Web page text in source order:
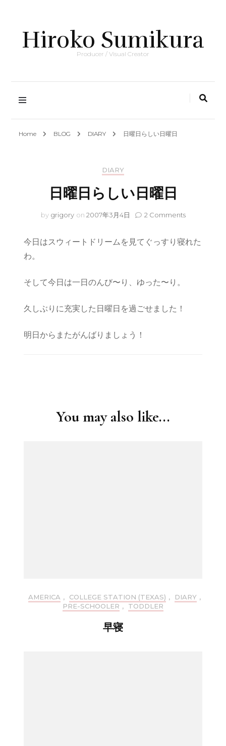
Hiroko Sumikura
Producer / Visual Creator
Home BLOG DIARY 日曜日らしい日曜日
DIARY
日曜日らしい日曜日
by grigory on 2007年3月4日 2 Commentson
日
今日はスウィートドリームを見てぐっすり寝れた
わ。
そして今日は一日のんび〜り、ゆった〜り。
久しぶりに充実した日曜日を過ごせました！
明日からまたがんばりましょう！
You may also like...
AMERICA , COLLEGE STATION (TEXAS) , DIARY ,
PRE-SCHOOLER , TODDLER
早寝